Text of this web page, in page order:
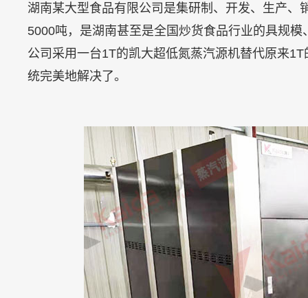
湖南某大型食品有限公司是集研制、开发、生产
5000吨，是湖南甚至是全国炒货食品行业的具规
公司采用一台1T的凯大超低氮蒸汽源机替代原来
统完美地解决了。